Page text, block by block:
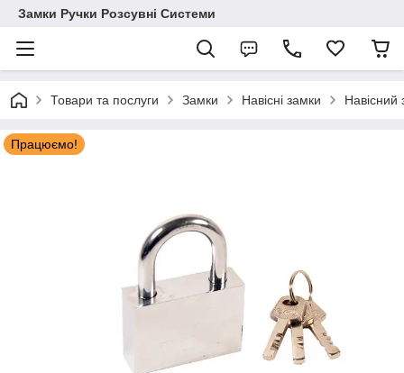
Замки Ручки Розсувні Системи
Товари та послуги Замки Навісні замки Навісний
Працюємо!